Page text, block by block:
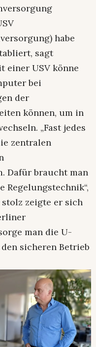
habe
sagt
einer USV könne
bei
der
können, um in
„Fast jedes
zentralen
Dafür braucht man
Regelungstechnik“,
stolz zeigte er sich
man die U-
sicheren Betrieb